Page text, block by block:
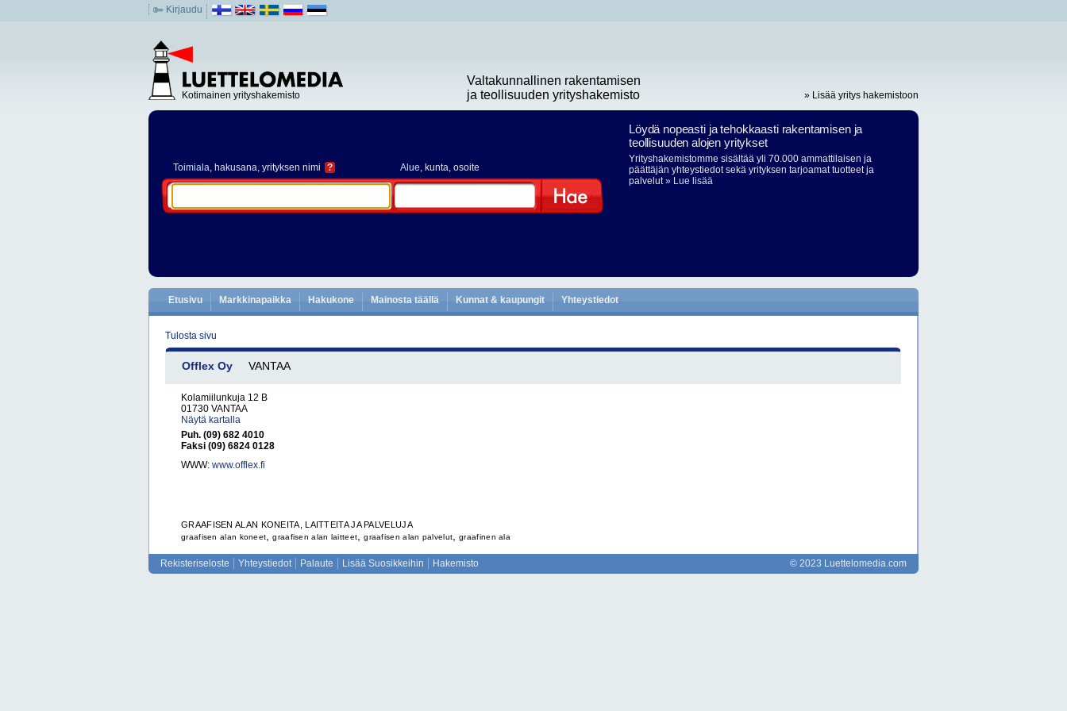
Kirjaudu
Kotimainen yrityshakemisto
Valtakunnallinen rakentamisen
ja teollisuuden yrityshakemisto
» Lisää yritys hakemistoon
Toimiala, hakusana, yrityksen nimi ? Alue, kunta, osoite
Löydä nopeasti ja tehokkaasti rakentamisen ja
teollisuuden alojen yritykset
Yrityshakemistomme sisältää yli 70.000 ammattilaisen ja
päättäjän yhteystiedot sekä yrityksen tarjoamat tuotteet ja
palvelut» Lue lisää
Etusivu Markkinapaikka Hakukone Mainosta täällä Kunnat & kaupungit Yhteystiedot
Tulosta sivu
Offlex Oy VANTAA
Kolamiilunkuja 12 B
01730 VANTAA
Näytä kartalla
Puh. (09) 682 4010
Faksi (09) 6824 0128
WWW: www.offlex.fi
GRAAFISEN ALAN KONEITA, LAITTEITA JA PALVELUJA
graafisen alan koneet ,graafisen alan laitteet ,graafisen alan palvelut ,graafinen ala
Rekisteriseloste Yhteystiedot Palaute Lisää Suosikkeihin Hakemisto © 2023 Luettelomedia.com